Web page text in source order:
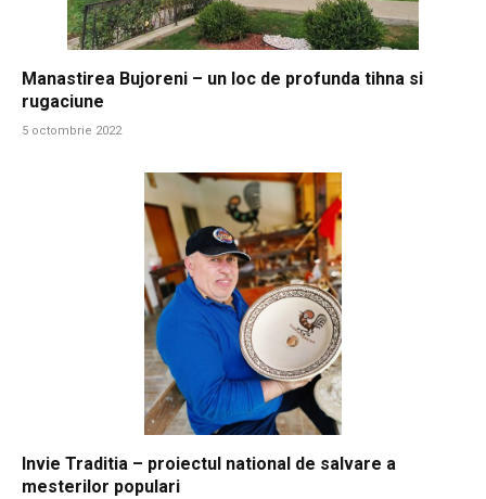
Manastirea Bujoreni – un loc de profunda tihna si
rugaciune
5 octombrie 2022
Invie Traditia – proiectul national de salvare a
mesterilor populari